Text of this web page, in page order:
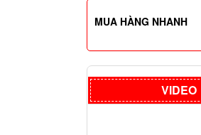
MUA HÀNG NHANH
VIDEO